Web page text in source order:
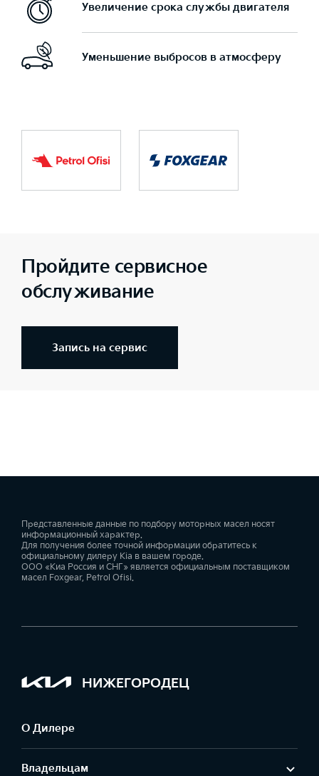
Увеличение срока службы двигателя
Уменьшение выбросов в атмосферу
Пройдите сервисное
обслуживание
Запись на сервис
Представленные данные по подбору моторных масел носят
информационный характер.
Для получения более точной информации обратитесь к
официальному дилеру Kia в вашем городе.
ООО «Киа Россия и СНГ» является официальным поставщиком
масел Foxgear, Petrol Ofisi.
НИЖЕГОРОДЕЦ
О Дилере
Владельцам